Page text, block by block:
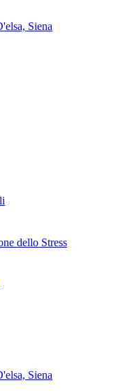
dello Stress